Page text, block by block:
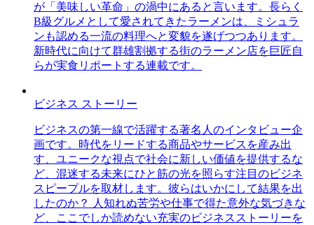
が「美味しい革命」の渦中にあると言います。長らく
B級グルメとして愛されてきたラーメンは、ミシュラ
ンも認める一流の料理へと変貌を遂げつつあります。
新時代に向けて群雄割拠する街のラーメン店を巨匠自
らが実食リポートする連載です。
ビジネス ストーリー
ビジネスの第一線で活躍する著名人のインタビュー企
画です。時代をリードする商品やサービスを産み出
す、ユニークな視点で社会に新しい価値を提供するな
ど、混迷する未来にひと筋の光を照らす注目のビジネ
スピープルを取材します。彼らはいかにして結果を出
したのか？ 人知れぬ苦労や仕事で得た意外な気づきな
ど、ここでしか読めない充実のビジネスストーリーを